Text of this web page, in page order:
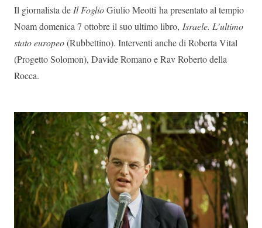
Il giornalista de Il FoglioGiulio Meotti ha presentato al tempio
Noam domenica 7 ottobre il suo ultimo libro, Israele. L’ultimo
stato europeo(Rubbettino). Interventi anche di Roberta Vital
(Progetto Solomon), Davide Romano e Rav Roberto della
Rocca.